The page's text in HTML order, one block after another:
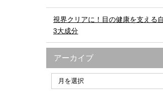
視界クリアに！目の健康を支える
3大成分
アーカイブ